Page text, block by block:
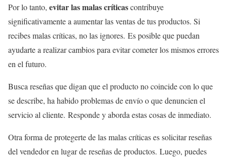
Por lo tanto, evitar las malas críticascontribuye
significativamente a aumentar las ventas de tus productos. Si
recibes malas críticas, no las ignores. Es posible que puedan
ayudarte a realizar cambios para evitar cometer los mismos errores
en el futuro.
Busca reseñas que digan que el producto no coincide con lo que
se describe, ha habido problemas de envío o que denuncien el
servicio al cliente. Responde y aborda estas cosas de inmediato.
Otra forma de protegerte de las malas críticas es solicitar reseñas
del vendedor en lugar de reseñas de productos. Luego, puedes